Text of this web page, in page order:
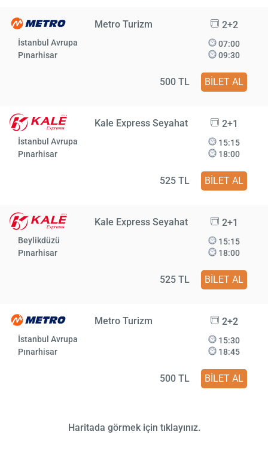
Metro Turizm 2+2
İstanbul Avrupa
Pınarhisar
07:00
09:30
500 TL BİLET AL
Kale Express Seyahat 2+1
İstanbul Avrupa
Pınarhisar
15:15
18:00
525 TL BİLET AL
Kale Express Seyahat 2+1
Beylikdüzü
Pınarhisar
15:15
18:00
525 TL BİLET AL
Metro Turizm 2+2
İstanbul Avrupa
Pınarhisar
15:30
18:45
500 TL BİLET AL
Haritada görmek için tıklayınız.